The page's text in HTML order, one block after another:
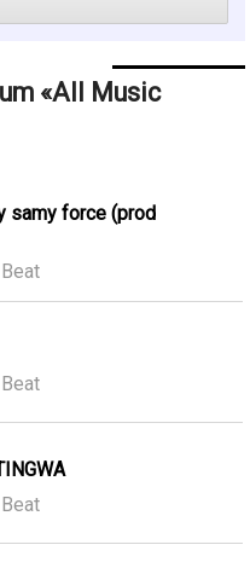
All Music
samy force (prod